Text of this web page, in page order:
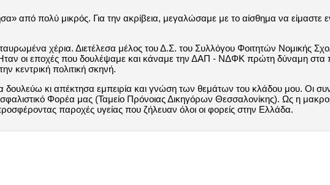
από πολύ μικρός. Για την ακρίβεια, μεγαλώσαμε με το αίσθημα να
χέρια. Διετέλεσα μέλος του Δ.Σ. του Συλλόγου Φοιτητών
οι εποχές που δουλέψαμε και κάναμε την ΔΑΠ - ΝΔΦΚ πρώτη δύναμη στα
κεντρική πολιτική σκηνή.
δουλεύω κι απέκτησα εμπειρία και γνώση των θεμάτων του κλάδου μου. Οι
Φορέα μας (Ταμείο Πρόνοιας Δικηγόρων Θεσσαλονίκης). Ως η
παροχές υγείας που ζήλευαν όλοι οι φορείς στην Ελλάδα.